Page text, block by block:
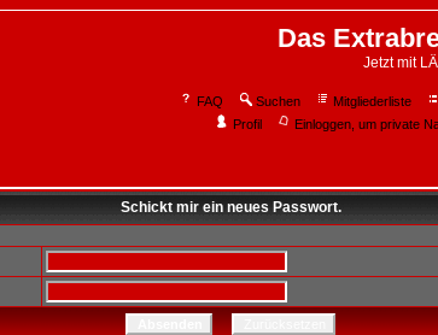
Das
Jetzt mit
FAQ Suchen Mitgliederliste
Profil
Einloggen, um private
Schickt mir ein neues Passwort.